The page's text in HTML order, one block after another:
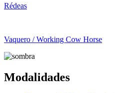
Rédeas
Vaquero / Working Cow Horse
Modalidades